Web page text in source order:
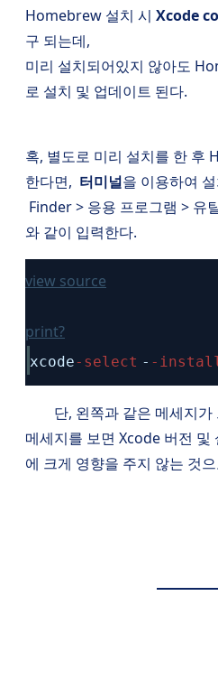
Homebrew 설치 시 Xcode
구 되는데,
미리 설치되어있지 않아도
로 설치 및 업데이트 된다.
혹, 별도로 미리 설치를 한 후
한다면, 터미널을 이용하여
Finder > 응용 프로그램 > 유
와 같이 입력한다.
view source
print?
xcode-select - -
단, 왼쪽과 같은 메세지
메세지를 보면 Xcode 버전
에 크게 영향을 주지 않는 것